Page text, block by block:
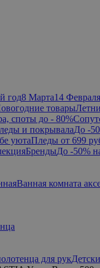
год8 Марта14 Февраля
товары
споты до - 80%
и покрывалаДо -
уютаПледы от 699
БрендыДо -50%
Ванная комната
для рук